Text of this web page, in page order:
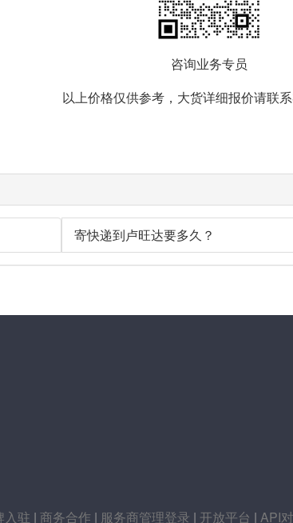
咨询业务专员
以上价格仅供参考，大货详细报价请联系
寄快递到卢旺达要多久？
入驻 | 商务合作 | 服务商管理登录 | 开放平台 | API